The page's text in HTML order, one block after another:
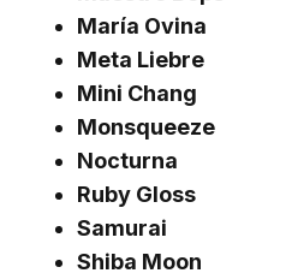
María Ovina
Meta Liebre
Mini Chang
Monsqueeze
Nocturna
Ruby Gloss
Samurai
Shiba Moon